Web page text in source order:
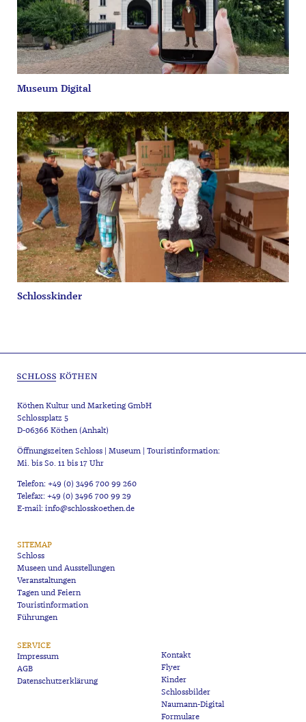
Museum Digital
Schlosskinder
Köthen Kultur und Marketing GmbH
Schlossplatz 5
D-06366 Köthen (Anhalt)
Öffnungszeiten Schloss | Museum | Touristinformation:
Mi. bis So. 11 bis 17 Uhr
Telefon: +49 (0) 3496 700 99 260
Telefax: +49 (0) 3496 700 99 29
E-mail: info@schlosskoethen.de
SITEMAP
Schloss
Museen und Ausstellungen
Veranstaltungen
Tagen und Feiern
Touristinformation
Führungen
SERVICE
Impressum
AGB
Datenschutzerklärung
Kontakt
Flyer
Kinder
Schlossbilder
Naumann-Digital
Formulare